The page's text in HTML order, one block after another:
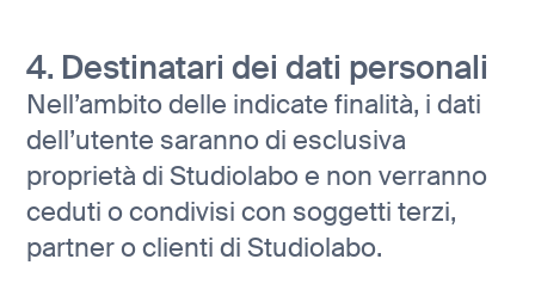
4. Destinatari dei dati personali
Nell’ambito delle indicate finalità, i dati
dell’utente saranno di esclusiva
proprietà di Studiolabo e non verranno
ceduti o condivisi con soggetti terzi,
partner o clienti di Studiolabo.